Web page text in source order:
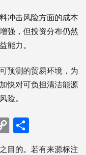
冲击风险方面的成本
强，但投资分布仍然
能力。
预测的贸易环境，为
快对可负担清洁能源
险。
Copy
Link享
目的。若有来源标注